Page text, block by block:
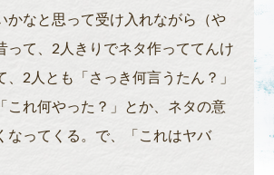
かなと思って受け入れながら（や
って、2人きりでネタ作っててんけ
、2人とも「さっき何言うたん？」
これ何やった？」とか、ネタの意
なってくる。で、「これはヤバ